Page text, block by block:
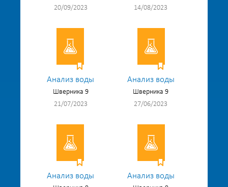
20/09/2023
14/08/2023
Анализ воды
Шверника 9
21/07/2023
Анализ воды
Шверника 9
27/06/2023
Анализ воды Анализ воды